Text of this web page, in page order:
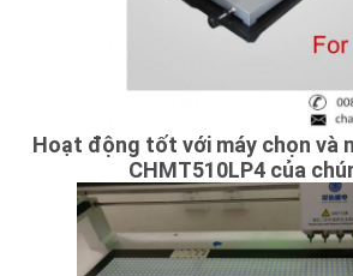
Hoạt động tốt với máy chọn và
CHMT510LP4 của